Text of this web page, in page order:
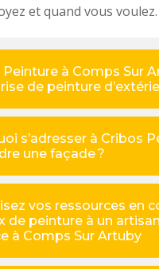
et quand vous voulez.
Peinture à Comps Sur
de peinture
s’adresser à Cribos
une façade ?
vos ressources en
de peinture à un
à Comps Sur Artuby